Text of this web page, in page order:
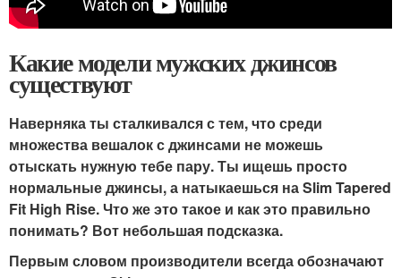
Какие модели мужских джинсов
существуют
Наверняка ты сталкивался с тем, что среди
множества вешалок с джинсами не можешь
отыскать нужную тебе пару. Ты ищешь просто
нормальные джинсы, а натыкаешься на Slim Tapered
Fit High Rise. Что же это такое и как это правильно
понимать? Вот небольшая подсказка.
Первым словом производители всегда обозначают